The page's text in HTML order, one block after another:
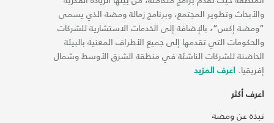
والأبحاث وتطوير المجتمع، وبرنامج زمالة ومضة الذي يسمى
“ومضة إكس“، بالإضافة إلى الخدمات الاستشارية للشركات
والحكومات التي تقدمها إلى جميع الأطراف المعنية بالبيئة
الحاضنة للشركات الناشئة في منطقة الشرق الأوسط وشمال
إفريقيا. اعرف المزيد
اعرف أكثر
نبذة عن ومضة